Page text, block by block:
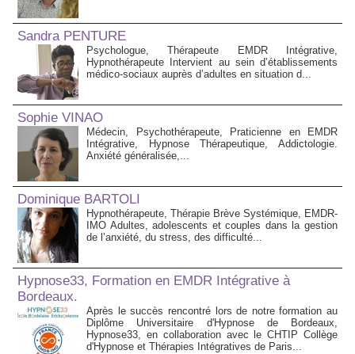
Sandra PENTURE
Psychologue, Thérapeute EMDR Intégrative,
Hypnothérapeute Intervient au sein d’établissements
médico‑sociaux auprès d’adultes en situation d...
Sophie VINAO
Médecin, Psychothérapeute, Praticienne en EMDR
Intégrative, Hypnose Thérapeutique, Addictologie.
Anxiété généralisée,...
Dominique BARTOLI
Hypnothérapeute, Thérapie Brève Systémique, EMDR-
IMO Adultes, adolescents et couples dans la gestion
de l’anxiété, du stress, des difficulté...
Hypnose33, Formation en EMDR Intégrative à
Bordeaux.
Après le succès rencontré lors de notre formation au
Diplôme Universitaire d'Hypnose de Bordeaux,
Hypnose33, en collaboration avec le CHTIP Collège
d'Hypnose et Thérapies Intégratives de Paris...